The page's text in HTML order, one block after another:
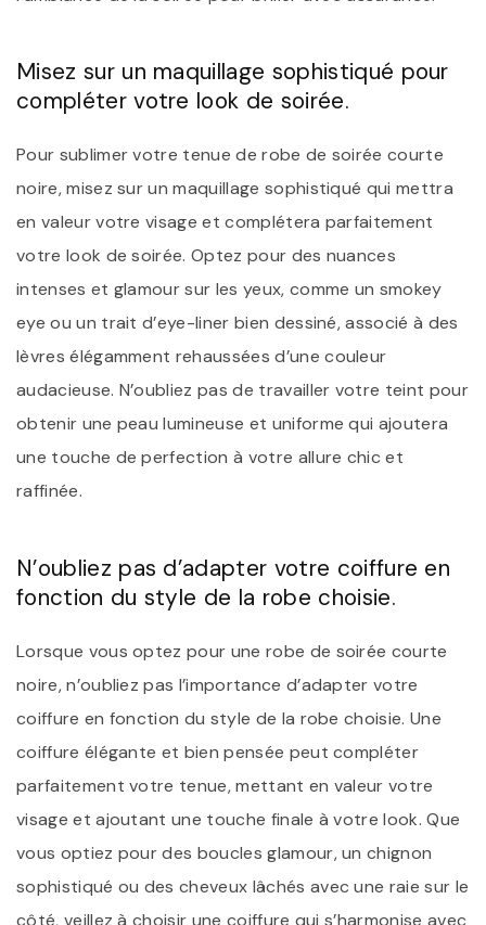
Misez sur un maquillage sophistiqué pour
compléter votre look de soirée.
Pour sublimer votre tenue de robe de soirée courte
noire, misez sur un maquillage sophistiqué qui mettra
en valeur votre visage et complétera parfaitement
votre look de soirée. Optez pour des nuances
intenses et glamour sur les yeux, comme un smokey
eye ou un trait d’eye-liner bien dessiné, associé à des
lèvres élégamment rehaussées d’une couleur
audacieuse. N’oubliez pas de travailler votre teint pour
obtenir une peau lumineuse et uniforme qui ajoutera
une touche de perfection à votre allure chic et
raffinée.
N’oubliez pas d’adapter votre coiffure en
fonction du style de la robe choisie.
Lorsque vous optez pour une robe de soirée courte
noire, n’oubliez pas l’importance d’adapter votre
coiffure en fonction du style de la robe choisie. Une
coiffure élégante et bien pensée peut compléter
parfaitement votre tenue, mettant en valeur votre
visage et ajoutant une touche finale à votre look. Que
vous optiez pour des boucles glamour, un chignon
sophistiqué ou des cheveux lâchés avec une raie sur le
côté, veillez à choisir une coiffure qui s’harmonise avec